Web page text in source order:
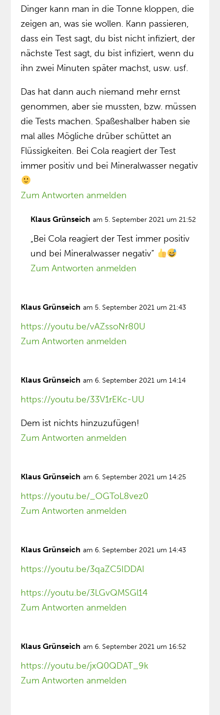
Dinger kann man in die Tonne kloppen, die
zeigen an, was sie wollen. Kann passieren,
dass ein Test sagt, du bist nicht infiziert, der
nächste Test sagt, du bist infiziert, wenn du
ihn zwei Minuten später machst, usw. usf.
Das hat dann auch niemand mehr ernst
genommen, aber sie mussten, bzw. müssen
die Tests machen. Spaßeshalber haben sie
mal alles Mögliche drüber schüttet an
Flüssigkeiten. Bei Cola reagiert der Test
immer positiv und bei Mineralwasser negativ
Zum Antworten anmelden
Klaus Grünseich am 5. September 2021 um 21:52
„Bei Cola reagiert der Test immer positiv
und bei Mineralwasser negativ”
Zum Antworten anmelden
Klaus Grünseich am 5. September 2021 um 21:43
https://youtu.be/vAZssoNr80U
Zum Antworten anmelden
Klaus Grünseich am 6. September 2021 um 14:14
https://youtu.be/33V1rEKc-UU
Dem ist nichts hinzuzufügen!
Zum Antworten anmelden
Klaus Grünseich am 6. September 2021 um 14:25
https://youtu.be/_OGToL8vez0
Zum Antworten anmelden
Klaus Grünseich am 6. September 2021 um 14:43
https://youtu.be/3qaZC5IDDAI
https://youtu.be/3LGvQMSGl14
Zum Antworten anmelden
Klaus Grünseich am 6. September 2021 um 16:52
https://youtu.be/jxQ0QDAT_9k
Zum Antworten anmelden